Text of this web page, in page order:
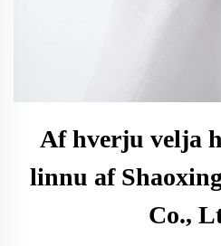
Af hverju velja
linnu af
Co.,